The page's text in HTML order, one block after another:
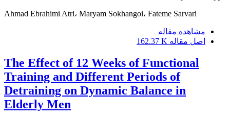
Ahmad Ebrahimi Atri، Maryam Sokhangoi، Fateme Sarvari
مشاهده مقاله
اصل مقاله 162.37 K
The Effect of 12 Weeks of Functional
Training and Different Periods of
Detraining on Dynamic Balance in
Elderly Men